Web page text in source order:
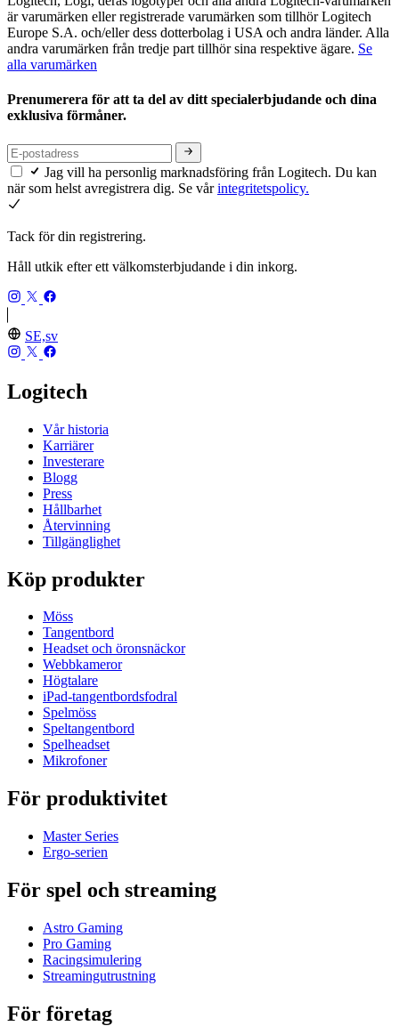
är varumärken eller registrerade varumärken som tillhör Logitech
Europe S.A. och/eller dess dotterbolag i USA och andra länder. Alla
andra varumärken från tredje part tillhör sina respektive ägare. Se
alla varumärken
Prenumerera för att ta del av ditt specialerbjudande och dina
exklusiva förmåner.
Jag vill ha personlig marknadsföring från Logitech. Du kan
när som helst avregistrera dig. Se vårintegritetspolicy.
Tack för din registrering.
Håll utkik efter ett välkomsterbjudande i din inkorg.
SE,sv
Logitech
Vår historia
Karriärer
Investerare
Blogg
Press
Hållbarhet
Återvinning
Tillgänglighet
Köp produkter
Möss
Tangentbord
Headset och öronsnäckor
Webbkameror
Högtalare
iPad-tangentbordsfodral
Spelmöss
Speltangentbord
Spelheadset
Mikrofoner
För produktivitet
Master Series
Ergo-serien
För spel och streaming
Astro Gaming
Pro Gaming
Racingsimulering
Streamingutrustning
För företag